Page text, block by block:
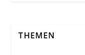
THEMEN